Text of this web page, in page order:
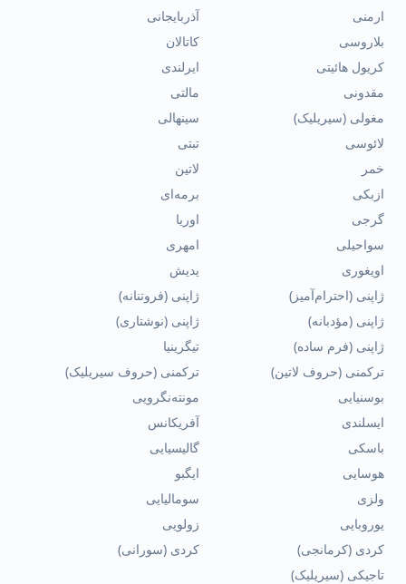
ارمنی
آذربایجانی
بلاروسی
کاتالان
کریول هائیتی
ایرلندی
مقدونی
مالتی
مغولی (سیریلیک)
سینهالی
لائوسی
تبتی
خمر
لاتین
ازبکی
برمه‌ای
گرجی
اوریا
سواحیلی
امهری
اویغوری
یدیش
ژاپنی (احترام‌آمیز)
ژاپنی (فروتنانه)
ژاپنی (مؤدبانه)
ژاپنی (نوشتاری)
ژاپنی (فرم ساده)
تیگرینیا
ترکمنی (حروف لاتین)
ترکمنی (حروف سیریلیک)
بوسنیایی
مونته‌نگرویی
ایسلندی
آفریکانس
باسکی
گالیسیایی
هوسایی
ایگبو
ولزی
سومالیایی
یوروبایی
زولویی
کردی (کرمانجی)
کردی (سورانی)
تاجیکی (سیریلیک)